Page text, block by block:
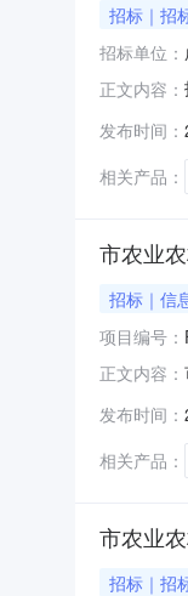
招标｜招
招标单位：
正文内容：
发布时间：
相关产品：
市农业
招标｜信
项目编号：
正文内容：
发布时间：
相关产品：
市农业
招标｜招